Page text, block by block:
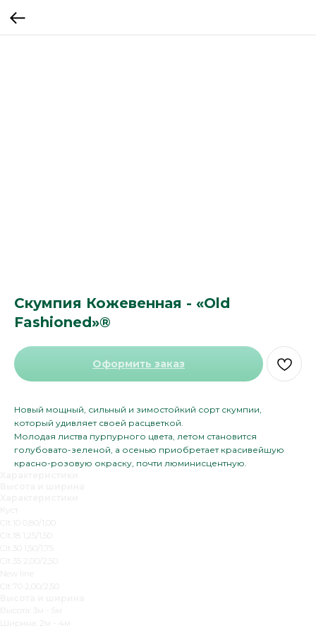
Скумпия Кожевенная - «Old
Fashioned»®
Оформить заказ
Новый мощный, сильный и зимостойкий сорт скумпии,
который удивляет своей расцветкой.
Молодая листва пурпурного цвета, летом становится
голубовато-зеленой, а осенью приобретает красивейшую
красно-розовую окраску, почти люминисцентную.
Куст
Clt.10 0,80/1,00
CIt.18 1,25/1,50
CIt.30 1,50/1,75
CIt.35 2,00/2,50
New line
CIt.70 2,00/2,50
Высота: 3м - 5м
Ширина: 2м - 4м